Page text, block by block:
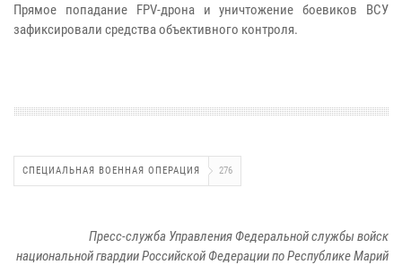
Прямое попадание FPV-дрона и уничтожение боевиков ВСУ
зафиксировали средства объективного контроля.
СПЕЦИАЛЬНАЯ ВОЕННАЯ ОПЕРАЦИЯ 276
Пресс-служба Управления Федеральной службы войск
национальной гвардии Российской Федерации по Республике Марий